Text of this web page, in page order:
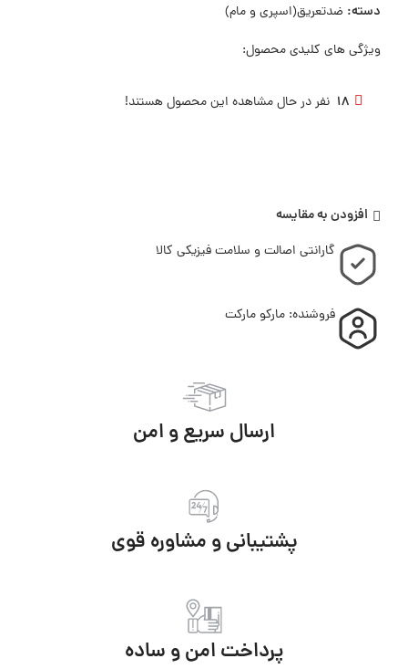
دسته: ضدتعریق(اسپری و مام)
ویژگی های کلیدی محصول:
18 نفر در حال مشاهده این محصول هستند!
افزودن به مقایسه
گارانتی اصالت و سلامت فیزیکی کالا
فروشنده: مارکو مارکت
ارسال سریع و امن
پشتیبانی و مشاوره قوی
پرداخت امن و ساده